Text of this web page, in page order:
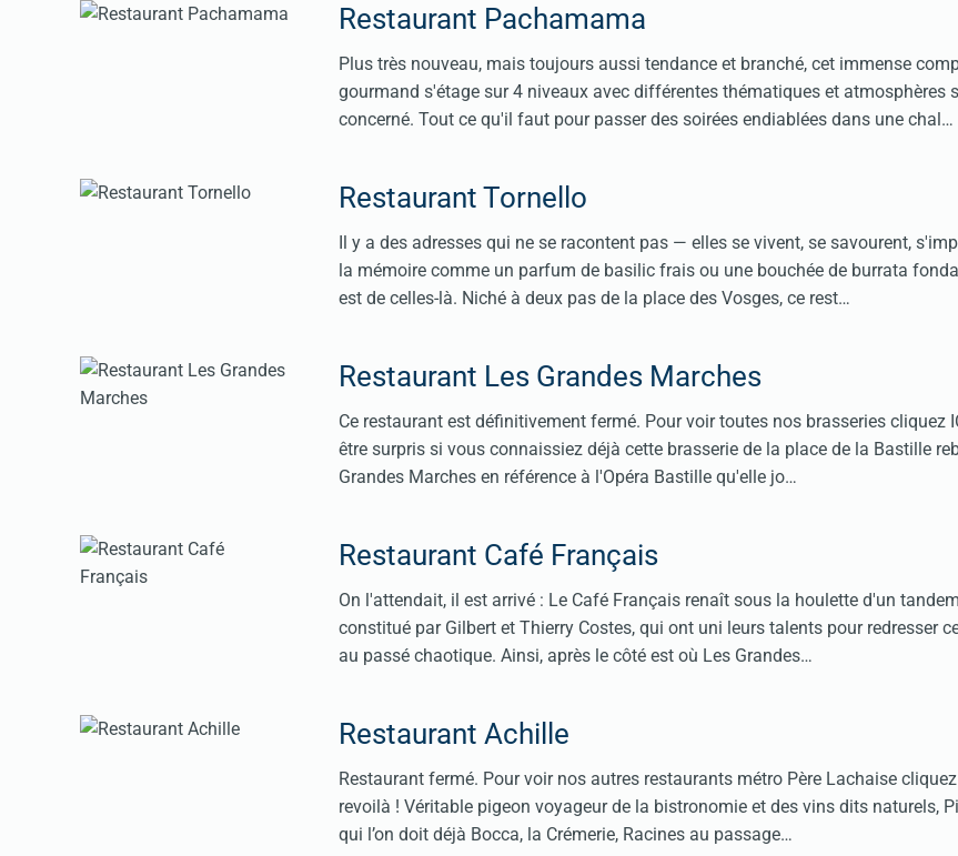
Restaurant Pachamama
Plus très nouveau, mais toujours aussi tendance et branché, cet immense
gourmand s'étage sur 4 niveaux avec différentes thématiques et atmosphères
concerné. Tout ce qu'il faut pour passer des soirées endiablées dans une chal…
Restaurant Tornello
Il y a des adresses qui ne se racontent pas — elles se vivent, se savourent,
la mémoire comme un parfum de basilic frais ou une bouchée de burrata
est de celles-là. Niché à deux pas de la place des Vosges, ce rest…
Restaurant Les Grandes Marches
Ce restaurant est définitivement fermé. Pour voir toutes nos brasseries cliquez
être surpris si vous connaissiez déjà cette brasserie de la place de la Bastille
Grandes Marches en référence à l'Opéra Bastille qu'elle jo…
Restaurant Café Français
On l'attendait, il est arrivé : Le Café Français renaît sous la houlette d'un
constitué par Gilbert et Thierry Costes, qui ont uni leurs talents pour redresser
au passé chaotique. Ainsi, après le côté est où Les Grandes…
Restaurant Achille
Restaurant fermé. Pour voir nos autres restaurants métro Père Lachaise cliquez
revoilà ! Véritable pigeon voyageur de la bistronomie et des vins dits naturels,
qui l’on doit déjà Bocca, la Crémerie, Racines au passage…